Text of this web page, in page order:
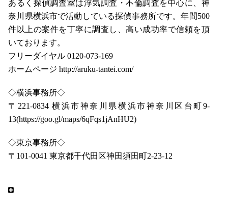
あるく探偵調査室は浮気調査・不倫調査を中心に、神
奈川県横浜市で活動している探偵事務所です。年間500
件以上の案件を丁寧に調査し、高い成功率で信頼を頂
いております。
フリーダイヤル 0120-073-169
ホームページ http://aruku-tantei.com/
◇横浜事務所◇
〒221-0834 横浜市神奈川県横浜市神奈川区台町9-
13(https://goo.gl/maps/6qFqs1jAnHU2)
◇東京事務所◇
〒101-0041 東京都千代田区神田須田町2-23-12